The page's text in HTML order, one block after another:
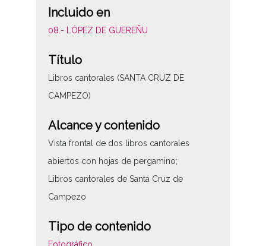
Incluido en
08.- LÓPEZ DE GUEREÑU
Título
Libros cantorales (SANTA CRUZ DE
CAMPEZO)
Alcance y contenido
Vista frontal de dos libros cantorales
abiertos con hojas de pergamino;
Libros cantorales de Santa Cruz de
Campezo
Tipo de contenido
Fotográfico